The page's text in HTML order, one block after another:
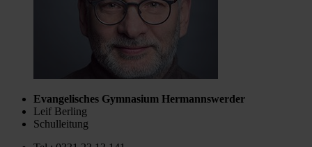
Evangelisches Gymnasium Hermannswerder
Leif Berling
Schulleitung